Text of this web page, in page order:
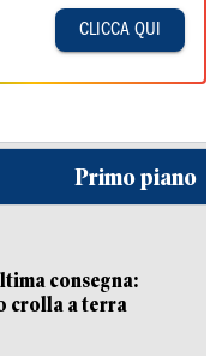
CLICCA QUI
Primo piano
consegna:
crolla a terra